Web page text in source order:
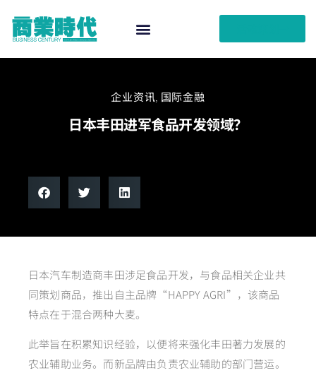
企业资讯 国际金融
日本丰田进军食品开发领域？
日本汽车制造商丰田涉足食品开发，与食品相关企业共
同策划商品，推出自主品牌“HAPPY AGRI”，该商品
特点在于混合两种大麦。
此举旨在积累知识经验，以便将来强化丰田著力发展的
农业辅助业务。而新品牌由负责农业辅助的部门营运。